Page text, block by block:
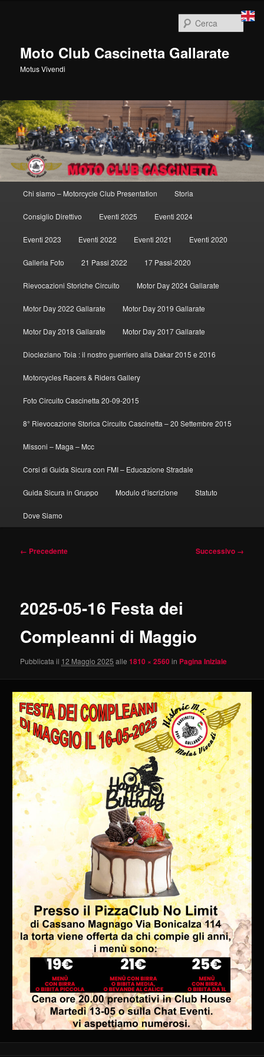
Moto Club Cascinetta Gallarate
Motus Vivendi
Cerca
principale
Chi siamo – Motorcycle Club Presentation Storia
Consiglio Direttivo Eventi 2025 Eventi 2024
Eventi 2023 Eventi 2022 Eventi 2021 Eventi 2020
Galleria Foto 21 Passi 2022 17 Passi-2020
Rievocazioni Storiche Circuito Motor Day 2024 Gallarate
Motor Day 2022 Gallarate Motor Day 2019 Gallarate
Motor Day 2018 Gallarate Motor Day 2017 Gallarate
Diocleziano Toia : il nostro guerriero alla Dakar 2015 e 2016
Motorcycles Racers & Riders Gallery
Foto Circuito Cascinetta 20-09-2015
8° Rievocazione Storica Circuito Cascinetta – 20 Settembre 2015
Missoni – Maga – Mcc
Corsi di Guida Sicura con FMI – Educazione Stradale
Guida Sicura in Gruppo Modulo d’iscrizione Statuto
Dove Siamo
Navigazione
← Precedente Successivo →
2025-05-16 Festa dei
Compleanni di Maggio
Pubblicata il 12 Maggio 2025 alle1810 × 2560in Pagina Iniziale